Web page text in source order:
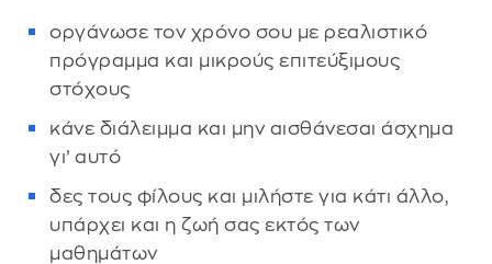
οργάνωσε τον χρόνο σου με ρεαλιστικό
πρόγραμμα και μικρούς επιτεύξιμους
στόχους
κάνε διάλειμμα και μην αισθάνεσαι άσχημα
γι’ αυτό
δες τους φίλους και μιλήστε για κάτι άλλο,
υπάρχει και η ζωή σας εκτός των
μαθημάτων